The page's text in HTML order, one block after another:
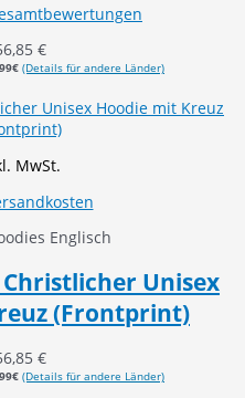
€
(Details für andere Länder)
MwSt.
Englisch
Christlicher Unisex
(Frontprint)
€
(Details für andere Länder)